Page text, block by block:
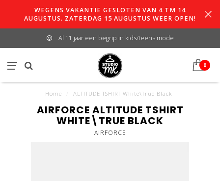
WEGENS VAKANTIE GESLOTEN VAN 4 TM 14
AUGUSTUS. ZATERDAG 15 AUGUSTUS WEER OPEN!
Al 11 jaar een begrip in kids/teens mode
0
Home ALTITUDE TSHIRT White\True Black
AIRFORCE ALTITUDE TSHIRT
WHITE\TRUE BLACK
AIRFORCE